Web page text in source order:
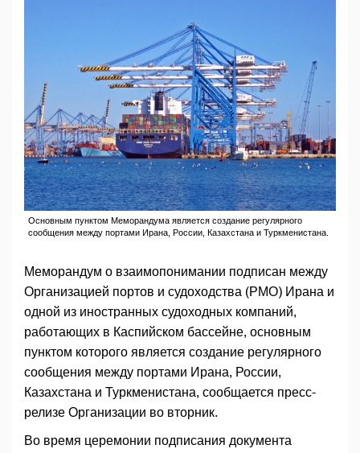
Основным пунктом Меморандума является создание регулярного
сообщения между портами Ирана, России, Казахстана и Туркменистана.
Меморандум о взаимопонимании подписан между
Организацией портов и судоходства (РМО) Ирана и
одной из иностранных судоходных компаний,
работающих в Каспийском бассейне, основным
пунктом которого является создание регулярного
сообщения между портами Ирана, России,
Казахстана и Туркменистана, сообщается пресс-
релизе Организации во вторник.
Во время церемонии подписания документа